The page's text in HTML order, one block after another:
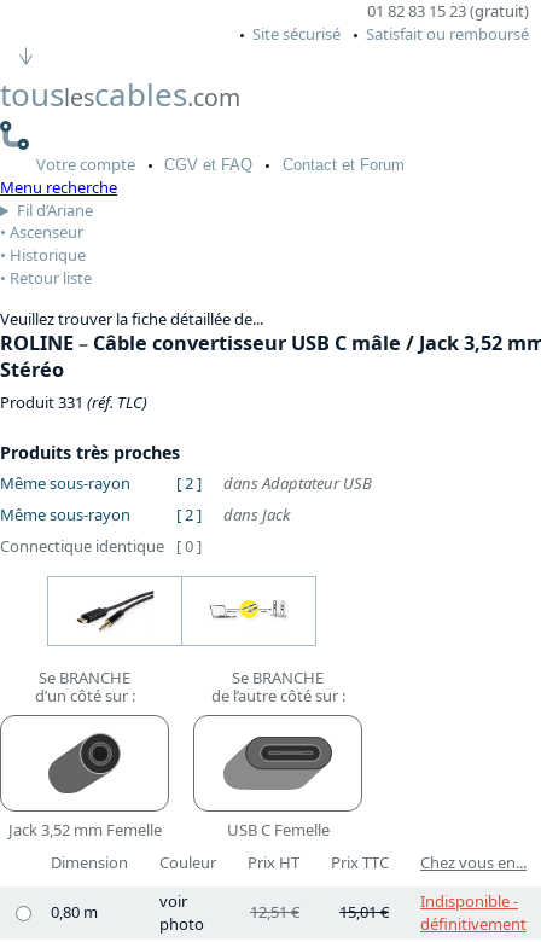
01 82 83 15 23 (gratuit)
Site sécurisé
Satisfait ou remboursé
touslescables.com
Votrecompte CGV et FAQ Contactet Forum
Menu recherche
Fil d’Ariane
Ascenseur
Historique
Retour liste
Veuillez trouver la fiche détaillée de...
ROLINE– Câble convertisseur USB C mâle / Jack 3,52
Stéréo
Produit 331 (réf. TLC)
Produits très proches
Même sous-rayon [ 2 ]
dans Adaptateur USB
Même sous-rayon
[ 2 ]
dans Jack
Connectique identique
[ 0 ]
Se BRANCHE
d’un côté sur :
Jack 3,52 mm Femelle
Se BRANCHE
de l’autre côté sur :
USB C Femelle
Dimension
Couleur Prix HT Prix TTC Chez vous en...
0,80 m
voir
photo
12,51 € 15,01 €
Indisponible -
définitivement